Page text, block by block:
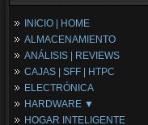
INICIO | HOME
ALMACENAMIENTO
ANÁLISIS | REVIEWS
CAJAS | SFF | HTPC
ELECTRÓNICA
HARDWARE ▼
Fuentes de Alimentación
HOGAR INTELIGENTE